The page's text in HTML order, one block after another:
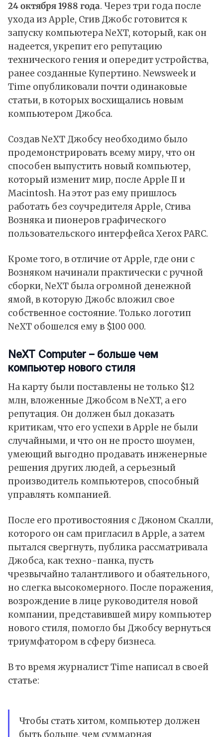
24 октября 1988 года. Через три года после
ухода из Apple, Стив Джобс готовится к
запуску компьютера NeXT, который, как он
надеется, укрепит его репутацию
технического гения и опередит устройства,
ранее созданные Купертино. Newsweek и
Time опубликовали почти одинаковые
статьи, в которых восхищались новым
компьютером Джобса.
Создав NeXT Джобсу необходимо было
продемонстрировать всему миру, что он
способен выпустить новый компьютер,
который изменит мир, после Apple II и
Macintosh. На этот раз ему пришлось
работать без соучредителя Apple, Стива
Возняка и пионеров графического
пользовательского интерфейса Xerox PARC.
Кроме того, в отличие от Apple, где они с
Возняком начинали практически с ручной
сборки, NeXT была огромной денежной
ямой, в которую Джобс вложил свое
собственное состояние. Только логотип
NeXT обошелся ему в $100 000.
NeXT Computer – больше чем
компьютер нового стиля
На карту были поставлены не только $12
млн, вложенные Джобсом в NeXT, а его
репутация. Он должен был доказать
критикам, что его успехи в Apple не были
случайными, и что он не просто шоумен,
умеющий выгодно продавать инженерные
решения других людей, а серьезный
производитель компьютеров, способный
управлять компанией.
После его противостояния с Джоном Скалли,
которого он сам пригласил в Apple, а затем
пытался свергнуть, публика рассматривала
Джобса, как техно-панка, пусть
чрезвычайно талантливого и обаятельного,
но слегка высокомерного. После поражения,
возрождение в лице руководителя новой
компании, представившей миру компьютер
нового стиля, помогло бы Джобсу вернуться
триумфатором в сферу бизнеса.
В то время журналист Time написал в своей
статье:
Чтобы стать хитом, компьютер должен
быть больше, чем суммарная